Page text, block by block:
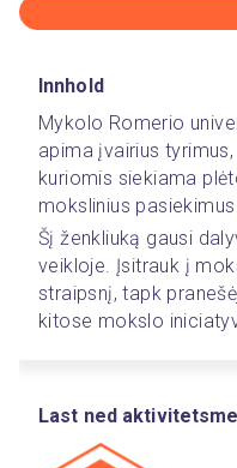
Innhold
Mykolo Romerio
apima įvairius
kuriomis siekiama
mokslinius
Šį ženkliuką gausi
veikloje. Įsitrauk į
straipsnį, tapk
kitose mokslo
Last ned